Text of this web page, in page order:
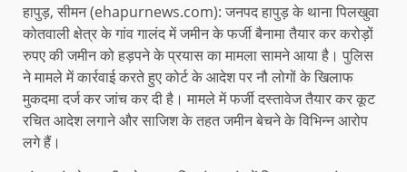
हापुड़, सीमन (ehapurnews.com): जनपद हापुड़ के थाना पिलखुवा
कोतवाली क्षेत्र के गांव गालंद में जमीन के फर्जी बैनामा तैयार कर करोड़ों
रुपए की जमीन को हड़पने के प्रयास का मामला सामने आया है। पुलिस
ने मामले में कार्रवाई करते हुए कोर्ट के आदेश पर नौ लोगों के खिलाफ
मुकदमा दर्ज कर जांच कर दी है। मामले में फर्जी दस्तावेज तैयार कर कूट
रचित आदेश लगाने और साजिश के तहत जमीन बेचने के विभिन्न आरोप
लगे हैं।